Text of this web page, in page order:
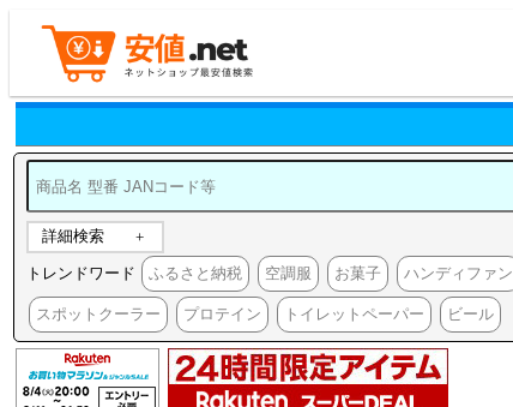
詳細検索
トレンドワード ふるさと納税 空調服 お菓子 ハンディファン
スポットクーラー プロテイン トイレットペーパー ビール